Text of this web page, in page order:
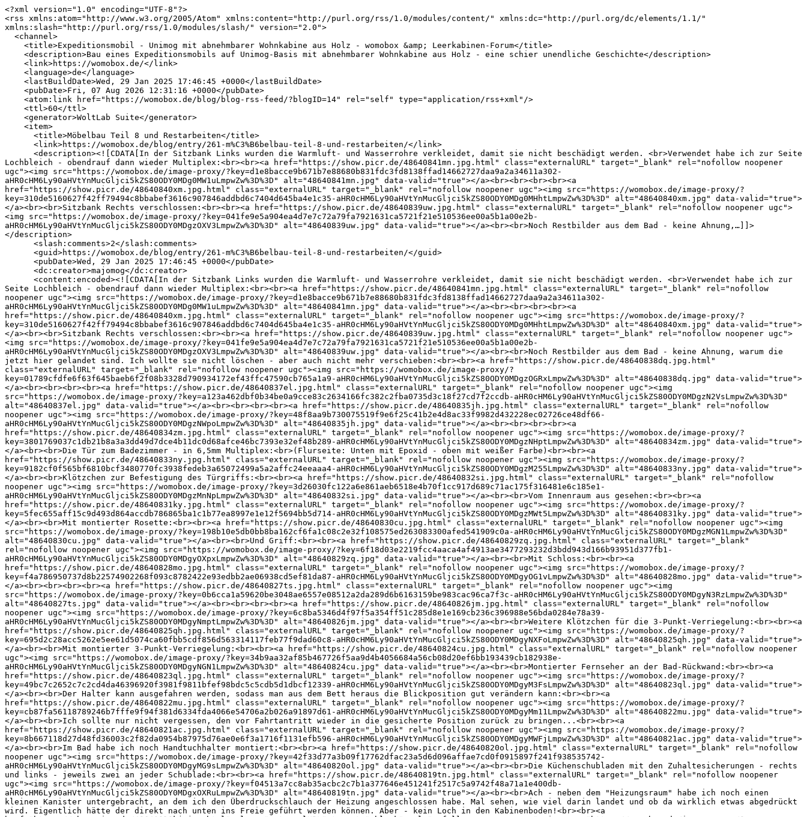
<?xml version="1.0" encoding="UTF-8"?>
<rss xmlns:atom="http://www.w3.org/2005/Atom" xmlns:content="http://purl.org/rss/1.0/modules/content/" xmlns:dc="http://purl.org/dc/elements/1.1/" xmlns:slash="http://purl.org/rss/1.0/modules/slash/" version="2.0">
  <channel>
    <title>Expeditionsmobil - Unimog mit abnehmbarer Wohnkabine aus Holz - womobox &amp; Leerkabinen-Forum</title>
    <description>Bau eines Expeditionsmobils auf Unimog-Basis mit abnehmbarer Wohnkabine aus Holz - eine schier unendliche Geschichte</description>
    <link>https://womobox.de/</link>
    <language>de</language>
    <lastBuildDate>Wed, 29 Jan 2025 17:46:45 +0000</lastBuildDate>
    <pubDate>Fri, 07 Aug 2026 12:31:16 +0000</pubDate>
    <atom:link href="https://womobox.de/blog/blog-rss-feed/?blogID=14" rel="self" type="application/rss+xml"/>
    <ttl>60</ttl>
    <generator>WoltLab Suite</generator>
    <item>
      <title>Möbelbau Teil 8 und Restarbeiten</title>
      <link>https://womobox.de/blog/entry/261-m%C3%B6belbau-teil-8-und-restarbeiten/</link>
      <description><![CDATA[In der Sitzbank Links wurden die Warmluft- und Wasserrohre verkleidet, damit sie nicht beschädigt werden. <br>Verwendet habe ich zur Seite Lochbleich - obendrauf dann wieder Multiplex:<br><br><a href="https://show.picr.de/48640841mn.jpg.html" class="externalURL" target="_blank" rel="nofollow noopener ugc"><img src="https://womobox.de/image-proxy/?key=d1e8bacce9b671b7e88680b831fdc3fd8138ffad14662727daa9a2a34611a302-aHR0cHM6Ly90aHVtYnMucGljci5kZS80ODY0MDg0MW1uLmpwZw%3D%3D" alt="48640841mn.jpg" data-valid="true"></a><br><br><br><br><a href="https://show.picr.de/48640840xm.jpg.html" class="externalURL" target="_blank" rel="nofollow noopener ugc"><img src="https://womobox.de/image-proxy/?key=310de5160627f42ff79494c8bbabef3616c907846addbd6c7404d645ba4e1c35-aHR0cHM6Ly90aHVtYnMucGljci5kZS80ODY0MDg0MHhtLmpwZw%3D%3D" alt="48640840xm.jpg" data-valid="true"></a><br><br>Sitzbank Rechts verschlossen:<br><br><a href="https://show.picr.de/48640839uw.jpg.html" class="externalURL" target="_blank" rel="nofollow noopener ugc"><img src="https://womobox.de/image-proxy/?key=041fe9e5a904ea4d7e7c72a79fa7921631ca5721f21e510536ee00a5b1a00e2b-aHR0cHM6Ly90aHVtYnMucGljci5kZS80ODY0MDgzOXV3LmpwZw%3D%3D" alt="48640839uw.jpg" data-valid="true"></a><br><br>Noch Restbilder aus dem Bad - keine Ahnung,…]]></description>
      <slash:comments>2</slash:comments>
      <guid>https://womobox.de/blog/entry/261-m%C3%B6belbau-teil-8-und-restarbeiten/</guid>
      <pubDate>Wed, 29 Jan 2025 17:46:45 +0000</pubDate>
      <dc:creator>majomog</dc:creator>
      <content:encoded><![CDATA[In der Sitzbank Links wurden die Warmluft- und Wasserrohre verkleidet, damit sie nicht beschädigt werden. <br>Verwendet habe ich zur Seite Lochbleich - obendrauf dann wieder Multiplex:<br><br><a href="https://show.picr.de/48640841mn.jpg.html" class="externalURL" target="_blank" rel="nofollow noopener ugc"><img src="https://womobox.de/image-proxy/?key=d1e8bacce9b671b7e88680b831fdc3fd8138ffad14662727daa9a2a34611a302-aHR0cHM6Ly90aHVtYnMucGljci5kZS80ODY0MDg0MW1uLmpwZw%3D%3D" alt="48640841mn.jpg" data-valid="true"></a><br><br><br><br><a href="https://show.picr.de/48640840xm.jpg.html" class="externalURL" target="_blank" rel="nofollow noopener ugc"><img src="https://womobox.de/image-proxy/?key=310de5160627f42ff79494c8bbabef3616c907846addbd6c7404d645ba4e1c35-aHR0cHM6Ly90aHVtYnMucGljci5kZS80ODY0MDg0MHhtLmpwZw%3D%3D" alt="48640840xm.jpg" data-valid="true"></a><br><br>Sitzbank Rechts verschlossen:<br><br><a href="https://show.picr.de/48640839uw.jpg.html" class="externalURL" target="_blank" rel="nofollow noopener ugc"><img src="https://womobox.de/image-proxy/?key=041fe9e5a904ea4d7e7c72a79fa7921631ca5721f21e510536ee00a5b1a00e2b-aHR0cHM6Ly90aHVtYnMucGljci5kZS80ODY0MDgzOXV3LmpwZw%3D%3D" alt="48640839uw.jpg" data-valid="true"></a><br><br>Noch Restbilder aus dem Bad - keine Ahnung, warum die jetzt hier gelandet sind. Ich wollte sie nicht löschen - aber auch nicht mehr verschieben:<br><br><a href="https://show.picr.de/48640838dq.jpg.html" class="externalURL" target="_blank" rel="nofollow noopener ugc"><img src="https://womobox.de/image-proxy/?key=01789cfdfe6f63f645baeb6f2f08b3328d790934172ef43ffc47590cb765a1a9-aHR0cHM6Ly90aHVtYnMucGljci5kZS80ODY0MDgzOGRxLmpwZw%3D%3D" alt="48640838dq.jpg" data-valid="true"></a><br><br><br><br><a href="https://show.picr.de/48640837el.jpg.html" class="externalURL" target="_blank" rel="nofollow noopener ugc"><img src="https://womobox.de/image-proxy/?key=a123a462dbf0b34be0a9cce83c2634166fc382c2fba0735d3c18f27cd7f2ccdb-aHR0cHM6Ly90aHVtYnMucGljci5kZS80ODY0MDgzN2VsLmpwZw%3D%3D" alt="48640837el.jpg" data-valid="true"></a><br><br><br><br><a href="https://show.picr.de/48640835jh.jpg.html" class="externalURL" target="_blank" rel="nofollow noopener ugc"><img src="https://womobox.de/image-proxy/?key=48f8aa9b730075519f9e6f25c41b2e4d8ac33f9982d432228ec02726ce48df66-aHR0cHM6Ly90aHVtYnMucGljci5kZS80ODY0MDgzNWpoLmpwZw%3D%3D" alt="48640835jh.jpg" data-valid="true"></a><br><br><br><br><a href="https://show.picr.de/48640834zm.jpg.html" class="externalURL" target="_blank" rel="nofollow noopener ugc"><img src="https://womobox.de/image-proxy/?key=3801769037c1db21b8a3a3dd49d7dce4b11dc0d68afce46bc7393e32ef48b289-aHR0cHM6Ly90aHVtYnMucGljci5kZS80ODY0MDgzNHptLmpwZw%3D%3D" alt="48640834zm.jpg" data-valid="true"></a><br><br>Die Tür zum Badezimmer - in 6,5mm Multiplex:<br>(Flurseite: Unten mit Epoxid - oben mit weißer Farbe)<br><br><a href="https://show.picr.de/48640833ny.jpg.html" class="externalURL" target="_blank" rel="nofollow noopener ugc"><img src="https://womobox.de/image-proxy/?key=9182cf0f565bf6810bcf3480770fc3938fedeb3a65072499a5a2affc24eeaaa4-aHR0cHM6Ly90aHVtYnMucGljci5kZS80ODY0MDgzM255LmpwZw%3D%3D" alt="48640833ny.jpg" data-valid="true"></a><br><br>Klötzchen zur Befestigung des Türgriffs:<br><br><a href="https://show.picr.de/48640832si.jpg.html" class="externalURL" target="_blank" rel="nofollow noopener ugc"><img src="https://womobox.de/image-proxy/?key=3d26030fc122a6e861aeb6518e4b70f1cc917d689c71ac175f316481e6c185e1-aHR0cHM6Ly90aHVtYnMucGljci5kZS80ODY0MDgzMnNpLmpwZw%3D%3D" alt="48640832si.jpg" data-valid="true"></a><br><br>Vom Innenraum aus gesehen:<br><br><a href="https://show.picr.de/48640831ky.jpg.html" class="externalURL" target="_blank" rel="nofollow noopener ugc"><img src="https://womobox.de/image-proxy/?key=5fec655aff15c9d493d864accdb786865ba1c1b77ea8997e1e12f5694bb5d714-aHR0cHM6Ly90aHVtYnMucGljci5kZS80ODY0MDgzMWt5LmpwZw%3D%3D" alt="48640831ky.jpg" data-valid="true"></a><br><br>Mit montierter Rosette:<br><br><a href="https://show.picr.de/48640830cu.jpg.html" class="externalURL" target="_blank" rel="nofollow noopener ugc"><img src="https://womobox.de/image-proxy/?key=198b10e5db0bb8ba162cf6fa1c08c2e32f108575ed263083300afed541909c0a-aHR0cHM6Ly90aHVtYnMucGljci5kZS80ODY0MDgzMGN1LmpwZw%3D%3D" alt="48640830cu.jpg" data-valid="true"></a><br><br>Und Griff:<br><br><a href="https://show.picr.de/48640829zq.jpg.html" class="externalURL" target="_blank" rel="nofollow noopener ugc"><img src="https://womobox.de/image-proxy/?key=6f18d03e2219fcc4aaca4af4913ae3477293232d3bdd943d166b93951d377fb1-aHR0cHM6Ly90aHVtYnMucGljci5kZS80ODY0MDgyOXpxLmpwZw%3D%3D" alt="48640829zq.jpg" data-valid="true"></a><br><br>Mit Schloss:<br><br><a href="https://show.picr.de/48640828mo.jpg.html" class="externalURL" target="_blank" rel="nofollow noopener ugc"><img src="https://womobox.de/image-proxy/?key=f4a786950737d8b22574902268f093c8782422e93edbb2ae06938cd5ef81da87-aHR0cHM6Ly90aHVtYnMucGljci5kZS80ODY0MDgyOG1vLmpwZw%3D%3D" alt="48640828mo.jpg" data-valid="true"></a><br><br><br><br><a href="https://show.picr.de/48640827ts.jpg.html" class="externalURL" target="_blank" rel="nofollow noopener ugc"><img src="https://womobox.de/image-proxy/?key=0b6cca1a59620be3048ae6557e08512a2da289d6b6163159be983cac96ca7f3c-aHR0cHM6Ly90aHVtYnMucGljci5kZS80ODY0MDgyN3RzLmpwZw%3D%3D" alt="48640827ts.jpg" data-valid="true"></a><br><br><br><br><a href="https://show.picr.de/48640826jm.jpg.html" class="externalURL" target="_blank" rel="nofollow noopener ugc"><img src="https://womobox.de/image-proxy/?key=6c8ba5346d4f97f5a354ff51c285d8e1e169cb236c396988e56bda0284e78a39-aHR0cHM6Ly90aHVtYnMucGljci5kZS80ODY0MDgyNmptLmpwZw%3D%3D" alt="48640826jm.jpg" data-valid="true"></a><br><br>Weitere Klötzchen für die 3-Punkt-Verriegelung:<br><br><a href="https://show.picr.de/48640825qh.jpg.html" class="externalURL" target="_blank" rel="nofollow noopener ugc"><img src="https://womobox.de/image-proxy/?key=695d2c28acc5262e5ee61d5074ca60fbb5cdf856d563314117feb77f9dad60c8-aHR0cHM6Ly90aHVtYnMucGljci5kZS80ODY0MDgyNXFoLmpwZw%3D%3D" alt="48640825qh.jpg" data-valid="true"></a><br><br>Mit montierter 3-Punkt-Verriegelung:<br><br><a href="https://show.picr.de/48640824cu.jpg.html" class="externalURL" target="_blank" rel="nofollow noopener ugc"><img src="https://womobox.de/image-proxy/?key=34b9aa32af85b467726f5aa9d4b4056684a56cb08d20ef6bb193439cb182938e-aHR0cHM6Ly90aHVtYnMucGljci5kZS80ODY0MDgyNGN1LmpwZw%3D%3D" alt="48640824cu.jpg" data-valid="true"></a><br><br>Montierter Fernseher an der Bad-Rückwand:<br><br><a href="https://show.picr.de/48640823ql.jpg.html" class="externalURL" target="_blank" rel="nofollow noopener ugc"><img src="https://womobox.de/image-proxy/?key=49bc7c2652c7c2cd4da46396920f3981f9811bfef98bdc5c5cdb5d1dbcf12339-aHR0cHM6Ly90aHVtYnMucGljci5kZS80ODY0MDgyM3FsLmpwZw%3D%3D" alt="48640823ql.jpg" data-valid="true"></a><br><br>Der Halter kann ausgefahren werden, sodass man aus dem Bett heraus die Blickposition gut verändern kann:<br><br><a href="https://show.picr.de/48640822mu.jpg.html" class="externalURL" target="_blank" rel="nofollow noopener ugc"><img src="https://womobox.de/image-proxy/?key=cb87fa56118789246b7fffe9f94f381d6334fda4066e54706a2b026a91897d61-aHR0cHM6Ly90aHVtYnMucGljci5kZS80ODY0MDgyMm11LmpwZw%3D%3D" alt="48640822mu.jpg" data-valid="true"></a><br><br>Ich sollte nur nicht vergessen, den vor Fahrtantri